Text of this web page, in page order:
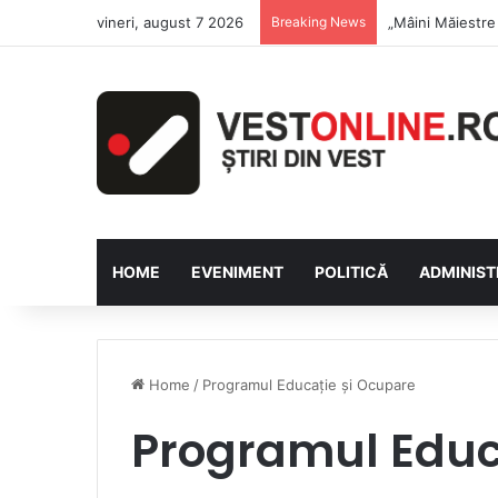
vineri, august 7 2026 Breaking News Săptămâna
HOME EVENIMENT POLITICĂ
Home / Programul Educație și Ocupare
Programul